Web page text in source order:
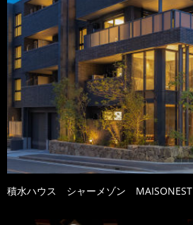
積水ハウス シャーメゾン MAISONEST